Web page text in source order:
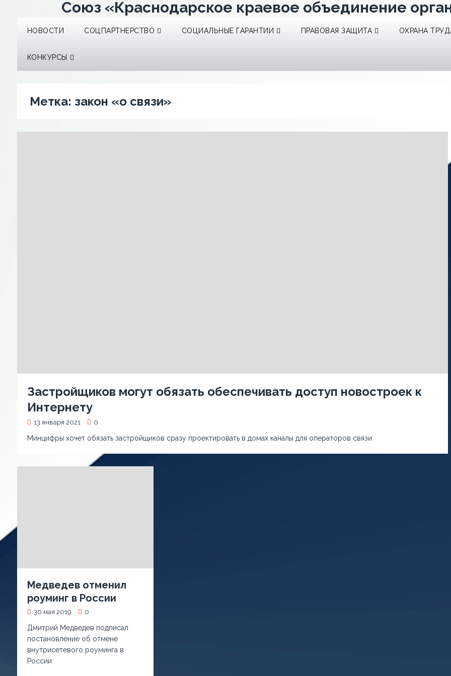
Союз «Краснодарское краевое объединение
НОВОСТИ СОЦПАРТНЕРСТВО СОЦИАЛЬНЫЕ ГАРАНТИИ ПРАВОВАЯ ЗАЩИТА ОХРАНА
КОНКУРСЫ
Метка: закон «о связи»
Застройщиков могут обязать обеспечивать доступ новостроек к
Интернету
13 января 2021 0
Минцифры хочет обязать застройщиков сразу проектировать в домах каналы для операторов связи
Медведев отменил
роуминг в России
30 мая 2019 0
Дмитрий Медведев подписал
постановление об отмене
внутрисетевого роуминга в
России